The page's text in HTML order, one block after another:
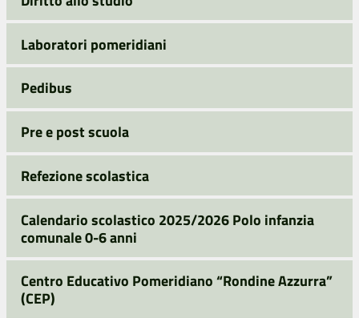
Laboratori pomeridiani
Pedibus
Pre e post scuola
Refezione scolastica
Calendario scolastico 2025/2026 Polo infanzia
comunale 0-6 anni
Centro Educativo Pomeridiano “Rondine Azzurra”
(CEP)